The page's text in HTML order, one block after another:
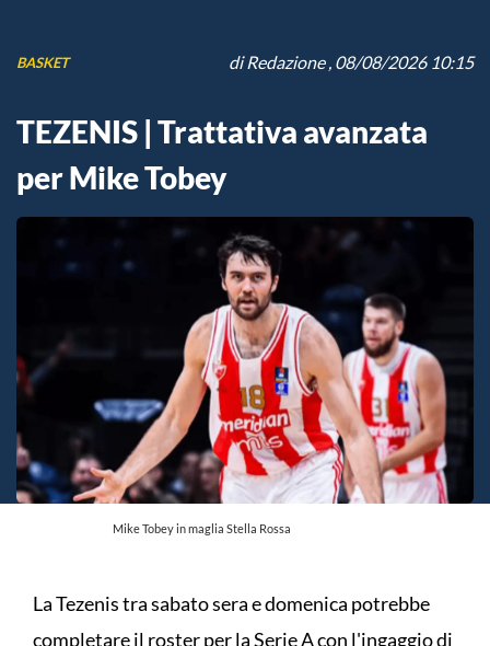
BASKET diRedazione, 08/08/2026 10:15
TEZENIS | Trattativa avanzata
per Mike Tobey
Mike Tobey in maglia Stella Rossa
La Tezenis tra sabato sera e domenica potrebbe
completare il roster per la Serie A con l'ingaggio di